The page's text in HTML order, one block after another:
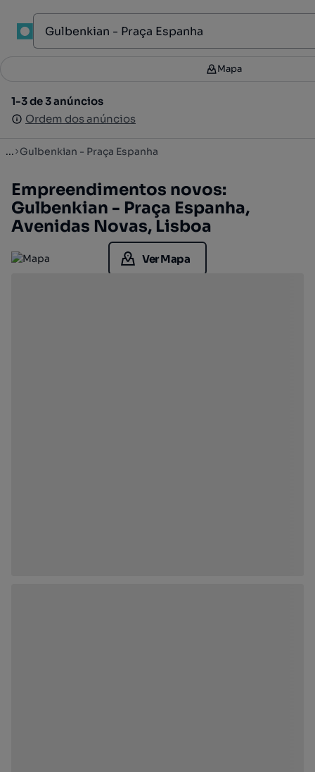
Filtros
1-3 de 3 anúncios
Ordem dos anúncios
Mapa
1-3 de 3 anúncios
Ordem dos anúncios
... Gulbenkian - Praça Espanha
Empreendimentos novos:
Gulbenkian - Praça Espanha,
Avenidas Novas, Lisboa
Ver Mapa